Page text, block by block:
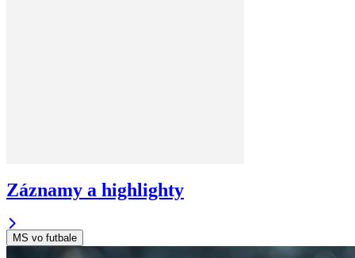
Záznamy a highlighty
MS vo futbale